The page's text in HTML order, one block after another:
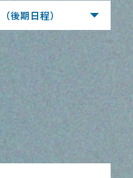
（後期日程）